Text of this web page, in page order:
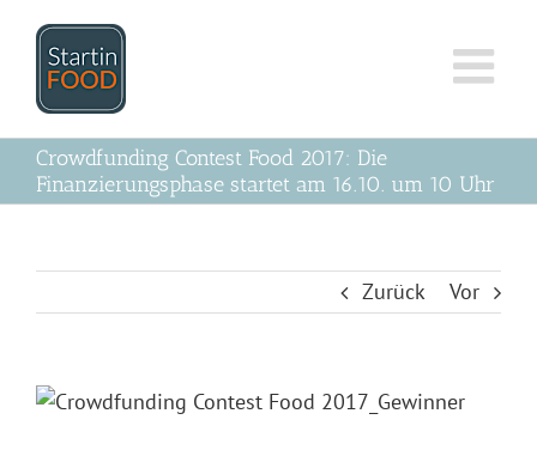
Inhalt
springen
Crowdfunding Contest Food 2017: Die
Finanzierungsphase startet am 16.10. um 10 Uhr
Zurück Vor
Zeige